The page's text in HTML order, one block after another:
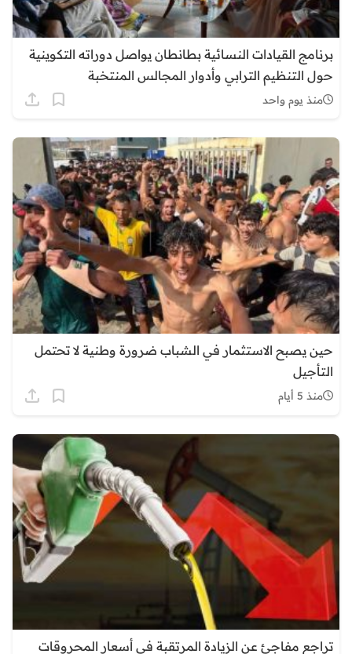
برنامج القيادات النسائية بطانطان يواصل دوراته التكوينية
حول التنظيم الترابي وأدوار المجالس المنتخبة
منذ يوم واحد
حين يصبح الاستثمار في الشباب ضرورة وطنية لا تحتمل
التأجيل
منذ 5 أيام
تراجع مفاجئ عن الزيادة المرتقبة في أسعار المحروقات